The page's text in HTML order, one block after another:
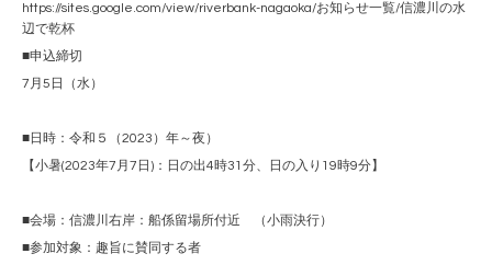
https://sites.google.com/view/riverbank-nagaoka/お知らせ一覧/信濃川の水
辺で乾杯
■申込締切
7月5日（水）
■日時：令和５（2023）年～夜）
【小暑(2023年7月7日)：日の出4時31分、日の入り19時9分】
■会場：信濃川右岸：船係留場所付近 （小雨決行）
■参加対象：趣旨に賛同する者